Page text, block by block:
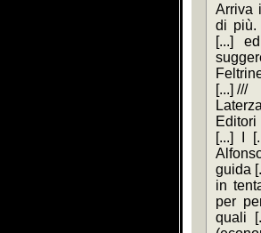
Arriva
di più.
[...]
[...] ///
[...] I
guida
in
per
quali